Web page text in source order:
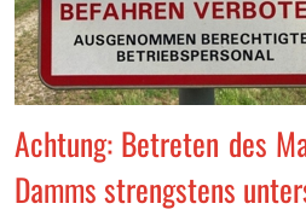
Achtung: Betreten des
Damms strengstens